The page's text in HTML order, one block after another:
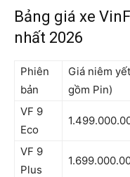
Bảng giá xe
nhất 2026
Phiên
bản
Giá niêm
gồm Pin)
VF 9
Eco
VF 9
Plus